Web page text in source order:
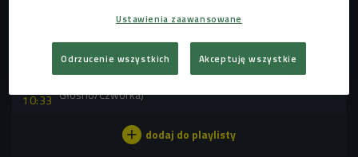
POSŁUCHAJ
10:33
Michał "Majki" Kowalski opowiada o plebiscycie
Głośno/Czwórka)
Ustawienia zaawansowane
Odrzucenie wszystkich Akceptuję wszystkie